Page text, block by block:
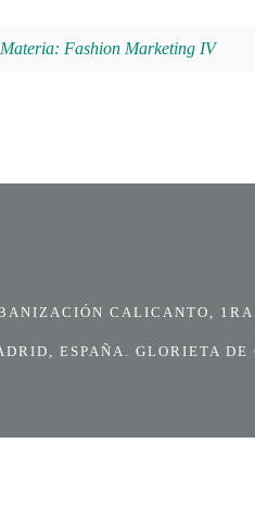
Fashion Marketing IV
CALICANTO,
ESPAÑA. GLORIETA DE